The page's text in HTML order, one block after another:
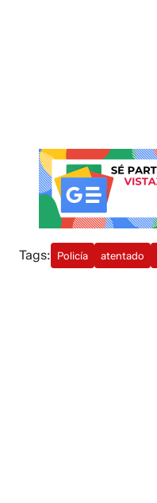
Tags: Policía atentado